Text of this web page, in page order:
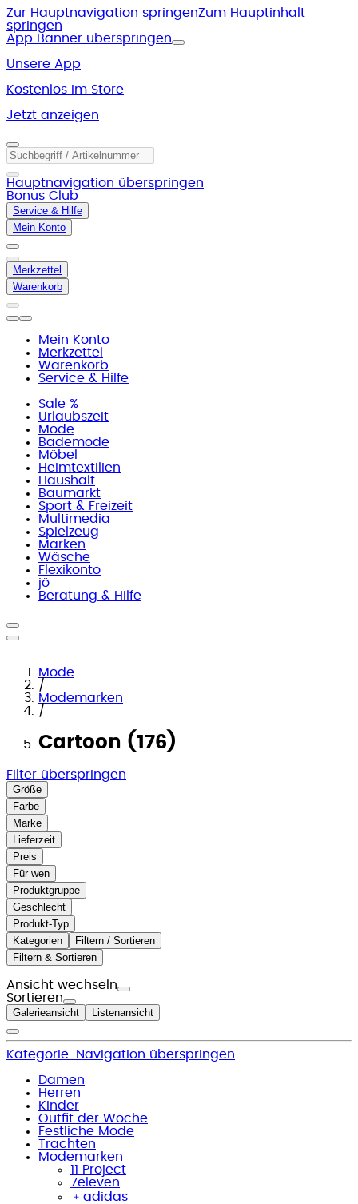
Zur Hauptnavigation springenZum Hauptinhalt
springen
App Banner überspringen
Unsere App
Kostenlos im Store
Jetzt anzeigen
Hauptnavigation überspringen
Bonus Club
Service & Hilfe
Mein Konto
Merkzettel
Warenkorb
Mein Konto
Merkzettel
Warenkorb
Service & Hilfe
Sale %
Urlaubszeit
Mode
Bademode
Möbel
Heimtextilien
Haushalt
Baumarkt
Sport & Freizeit
Multimedia
Spielzeug
Marken
Wäsche
Flexikonto
jö
Beratung & Hilfe
Mode
/
Modemarken
/
Cartoon (176)
Filter überspringen
Größe
Farbe
Marke
Lieferzeit
Preis
Für wen
Produktgruppe
Geschlecht
Produkt-Typ
Kategorien
Filtern / Sortieren
Filtern & Sortieren
Ansicht wechseln
Sortieren
Galerieansicht Listenansicht
Kategorie-Navigation überspringen
Damen
Herren
Kinder
Outfit der Woche
Festliche Mode
Trachten
Modemarken
11 Project
7eleven
﹢ adidas